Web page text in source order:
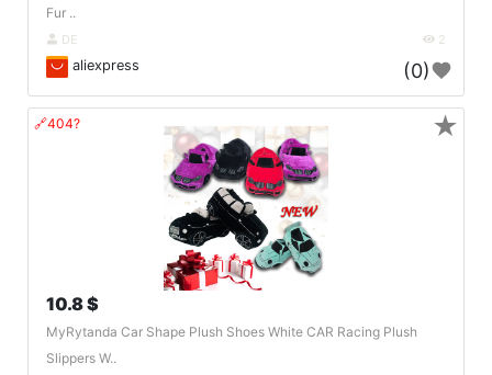
Fur ..
DE 2
aliexpress (0)
🔗404?
10.8 $
MyRytanda Car Shape Plush Shoes White CAR Racing Plush
Slippers W..
★